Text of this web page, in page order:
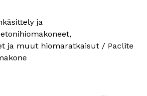
ja
ja muut hiomaratkaisut / Paclite
Beton Trowel
Pinnantasain/Pattileikkuri